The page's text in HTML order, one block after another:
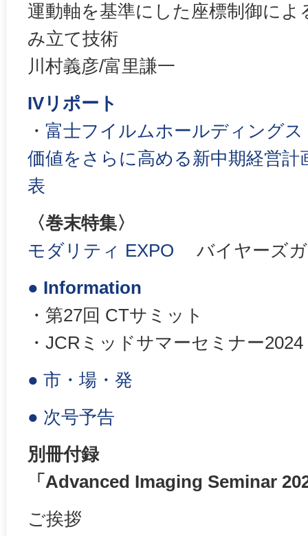
運動軸を基準にした座標制御によ
み立て技術
川村義彦/富里謙一
IVリポート
・ 富士フイルムホールディングス
価値をさらに高める新中期経営計
表
〈巻末特集〉
モダリティ EXPO バイヤーズガ
● Information
・第27回 CTサミット
・JCRミッドサマーセミナー2024
● 市・場・発
● 次号予告
別冊付録
「Advanced Imaging Seminar
ご挨拶